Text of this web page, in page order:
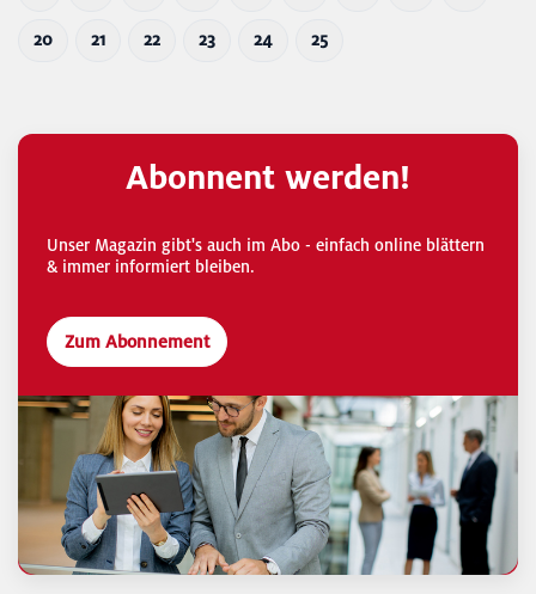
20 21 22 23 24 25
Abonnent werden!
Unser Magazin gibt's auch im Abo - einfach online blättern
& immer informiert bleiben.
Zum Abonnement